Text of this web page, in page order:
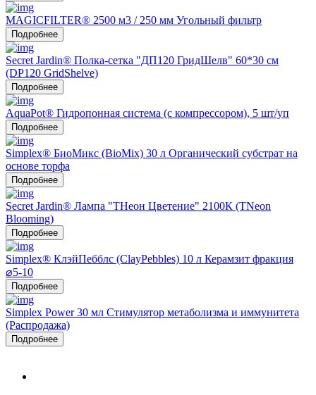
MAGICFILTER® 2500 м3 / 250 мм Угольный фильтр
Подробнее
Secret Jardin® Полка-сетка "ДП120 ГридШелв" 60*30 см
(DP120 GridShelve)
Подробнее
AquaPot® Гидропонная система (с компрессором), 5 шт/уп
Подробнее
Simplex® БиоМикс (BioMix) 30 л Органический субстрат на
основе торфа
Подробнее
Secret Jardin® Лампа "ТНеон Цветение" 2100К (TNeon
Blooming)
Подробнее
Simplex® КлэйПебблс (ClayPebbles) 10 л Керамзит фракция
⌀5-10
Подробнее
Simplex Power 30 мл Стимулятор метаболизма и иммунитета
(Распродажа)
Подробнее